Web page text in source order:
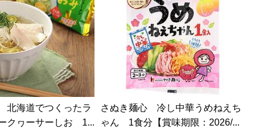
海道でつくったラ
クヮーサーしお 1...
さぬき麺心 冷し中華うめねえち
ゃん 1食分【賞味期限：2026/...